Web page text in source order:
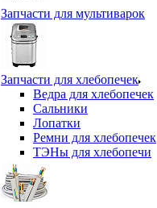
Запчасти для мультиварок
Запчасти для хлебопечек
Ведра для хлебопечек
Сальники
Лопатки
Ремни для хлебопечек
ТЭНы для хлебопечи